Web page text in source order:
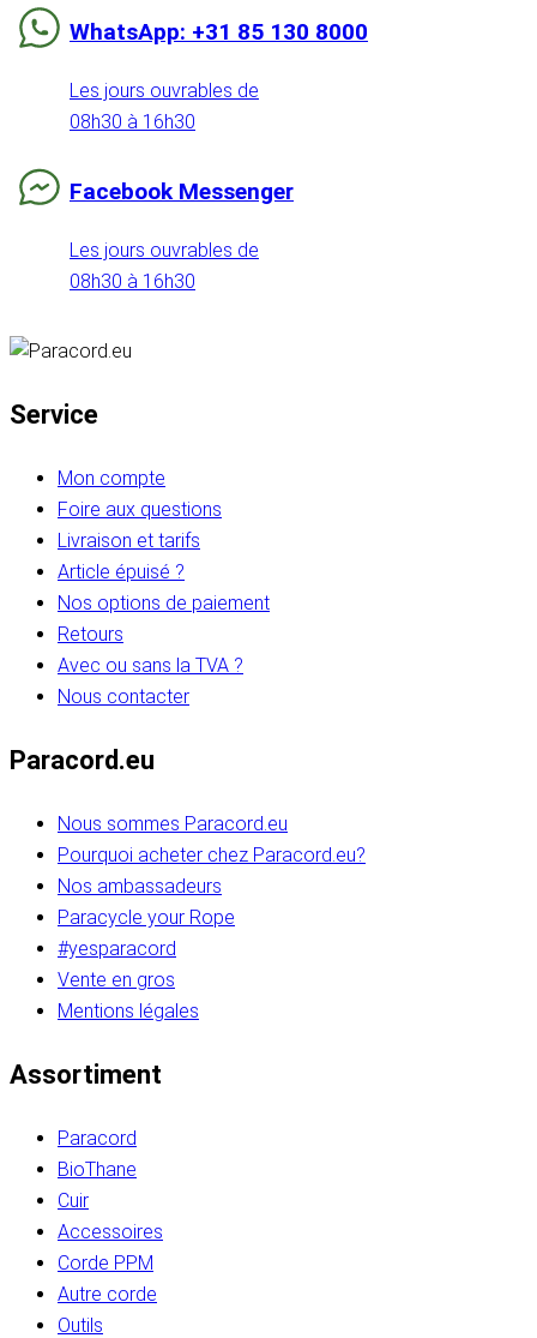
WhatsApp: +31 85 130 8000
Les jours ouvrables de
08h30 à 16h30
Facebook Messenger
Les jours ouvrables de
08h30 à 16h30
Service
Mon compte
Foire aux questions
Livraison et tarifs
Article épuisé ?
Nos options de paiement
Retours
Avec ou sans la TVA ?
Nous contacter
Paracord.eu
Nous sommes Paracord.eu
Pourquoi acheter chez Paracord.eu?
Nos ambassadeurs
Paracycle your Rope
#yesparacord
Vente en gros
Mentions légales
Assortiment
Paracord
BioThane
Cuir
Accessoires
Corde PPM
Autre corde
Outils